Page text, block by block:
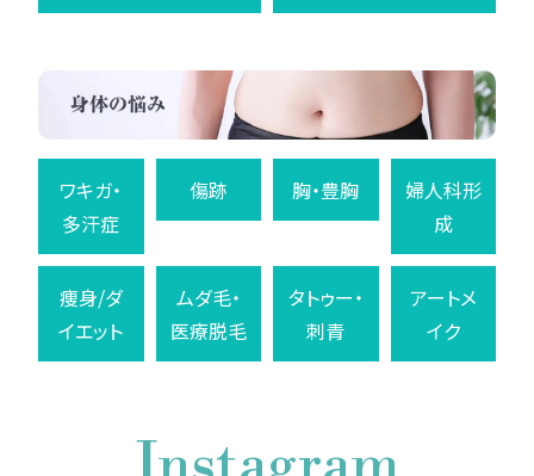
ワキガ・
多汗症
傷跡 胸・豊胸
婦人科形
成
痩身/ダ
イエット
ムダ毛・
医療脱毛
タトゥー・
刺青
アートメ
イク